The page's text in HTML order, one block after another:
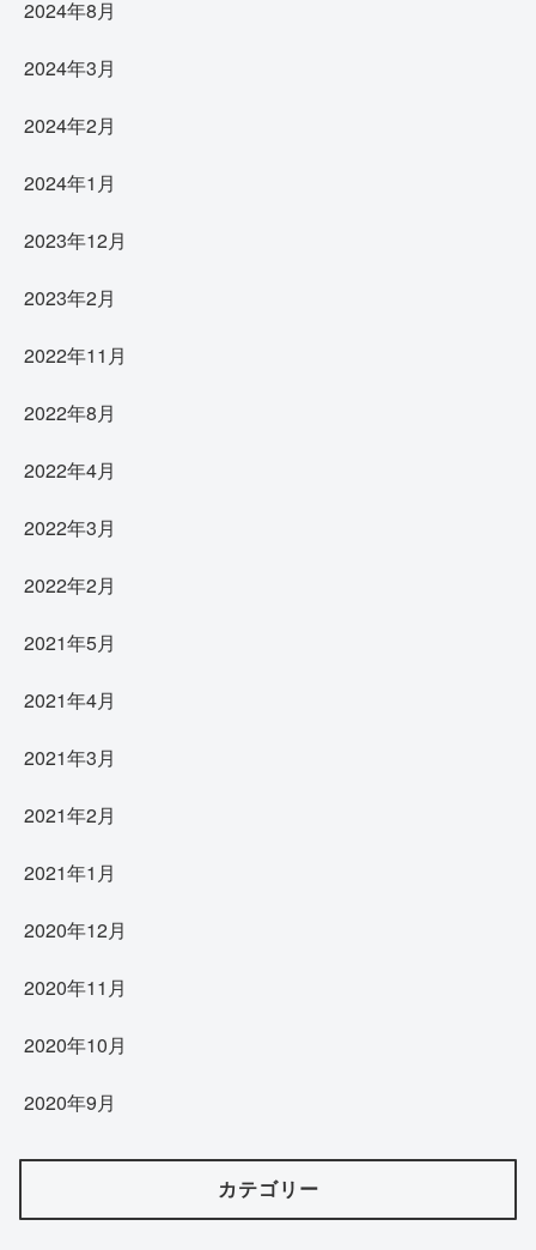
2024年8月
2024年3月
2024年2月
2024年1月
2023年12月
2023年2月
2022年11月
2022年8月
2022年4月
2022年3月
2022年2月
2021年5月
2021年4月
2021年3月
2021年2月
2021年1月
2020年12月
2020年11月
2020年10月
2020年9月
カテゴリー